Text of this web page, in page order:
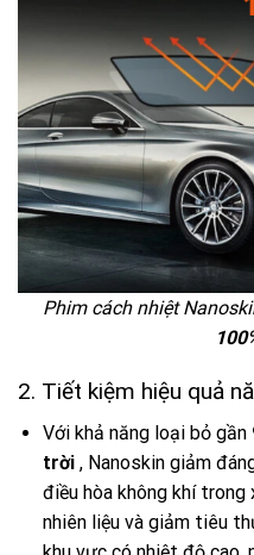
Phim cách nhiệt
2. Tiết kiệm hiệu quả
Với khả năng loại bỏ gần
trời, Nanoskin giảm
điều hòa không khí
nhiên liệu và giảm tiêu